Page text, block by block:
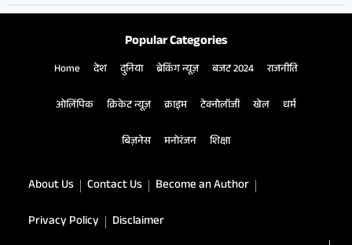
Popular Categories
Home देश दुनिया ब्रेकिंग न्यूज़ बजट 2024 राजनीति
ओलिंपिक क्रिकेट न्यूज़ क्राइम टेक्नोलॉजी खेल धर्म
बिज़नेस मनोरंजन शिक्षा
About Us Contact Us
Become an Author
Privacy Policy
Disclaimer